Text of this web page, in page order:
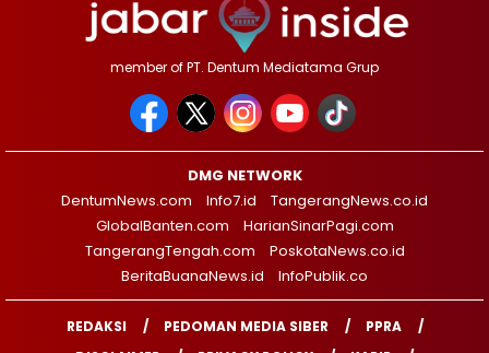
member of PT. Dentum Mediatama Grup
DMG NETWORK
DentumNews.com
Info7.id
TangerangNews.co.id
GlobalBanten.com
HarianSinarPagi.com
TangerangTengah.com
PoskotaNews.co.id
BeritaBuanaNews.id
InfoPublik.co
REDAKSI PEDOMAN MEDIA SIBER
PPRA